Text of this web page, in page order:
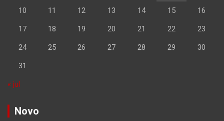
10 11 12 13 14 15 16
17 18 19 20 21 22 23
24 25 26 27 28 29 30
31
« jul
Novo